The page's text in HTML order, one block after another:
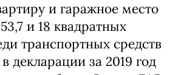
и гаражное место
и 18 квадратных
транспортных средств
декларации за 2019 год